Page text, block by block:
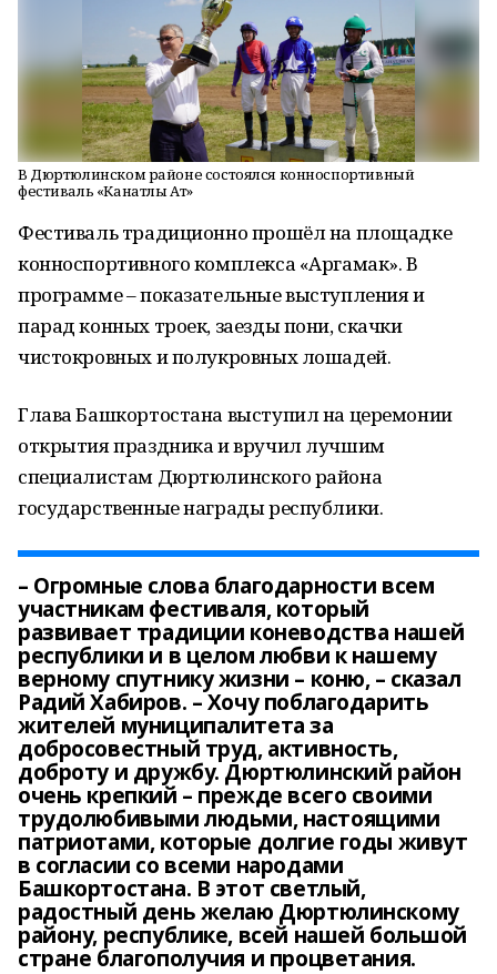
В Дюртюлинском районе состоялся конноспортивный
фестиваль «Канатлы Ат»
Фестиваль традиционно прошёл на площадке
конноспортивного комплекса «Аргамак». В
программе – показательные выступления и
парад конных троек, заезды пони, скачки
чистокровных и полукровных лошадей.
Глава Башкортостана выступил на церемонии
открытия праздника и вручил лучшим
специалистам Дюртюлинского района
государственные награды республики.
– Огромные слова благодарности всем
участникам фестиваля, который
развивает традиции коневодства нашей
республики и в целом любви к нашему
верному спутнику жизни – коню, – сказал
Радий Хабиров. – Хочу поблагодарить
жителей муниципалитета за
добросовестный труд, активность,
доброту и дружбу. Дюртюлинский район
очень крепкий – прежде всего своими
трудолюбивыми людьми, настоящими
патриотами, которые долгие годы живут
в согласии со всеми народами
Башкортостана. В этот светлый,
радостный день желаю Дюртюлинскому
району, республике, всей нашей большой
стране благополучия и процветания.